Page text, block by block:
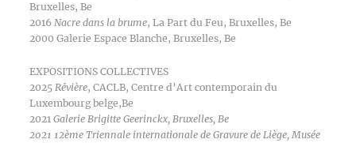
Bruxelles, Be
2016 Nacre dans la brume, La Part du Feu, Bruxelles, Be
2000 Galerie Espace Blanche, Bruxelles, Be
EXPOSITIONS COLLECTIVES
2025 Rêvière, CACLB, Centre d’Art contemporain du
Luxembourg belge,Be
2021 Galerie Brigitte Geerinckx, Bruxelles, Be
2021 12ème Triennale internationale de Gravure de Liège, Musée